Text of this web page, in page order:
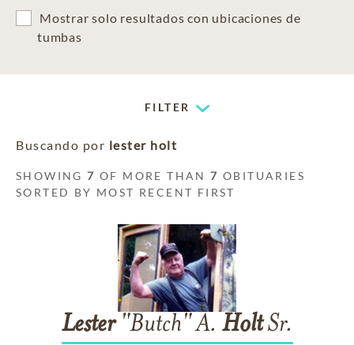
Mostrar solo resultados con ubicaciones de
tumbas
FILTER
Buscando por lester holt
SHOWING7 OF MORE THAN7 OBITUARIES
SORTED BY MOST RECENT FIRST
Lester"Butch" A. HoltSr.